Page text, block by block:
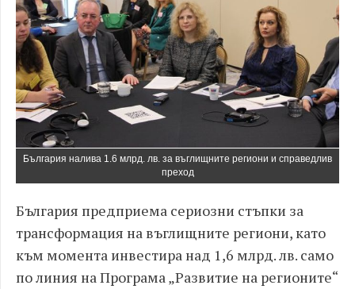
България налива 1.6 млрд. лв. за въглищните региони и справедлив
преход
България предприема сериозни стъпки за
трансформация на въглищните региони, като
към момента инвестира над 1,6 млрд. лв. само
по линия на Програма „Развитие на регионите“